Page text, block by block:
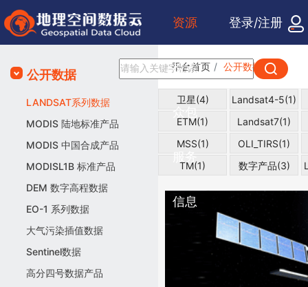
资源
检索
众包
服务
信息
登录/注册
公开数据
LANDSAT系列数据
MODIS 陆地标准产品
MODIS 中国合成产品
MODISL1B 标准产品
DEM 数字高程数据
EO-1 系列数据
大气污染插值数据
Sentinel数据
高分四号数据产品
平台首页 公开数据
卫星(4)
Landsat4-5(1)
ETM(1)
Landsat7(1)
MSS(1)
OLI_TIRS(1)
TM(1)
数字产品(3)